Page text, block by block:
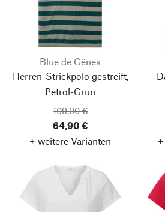
Blue de Gênes
Herren-Strickpolo gestreift,
Petrol-Grün
109,00 €
64,90 €
+ weitere Varianten